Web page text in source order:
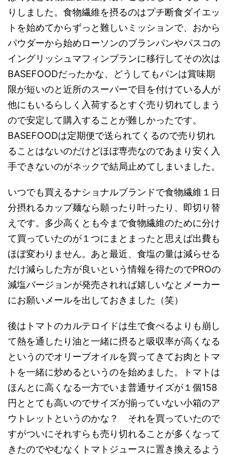
りしました。食物繊維を摂るのはプチ断食ダイエッ
トを始めてからずっと難しいミッションで、おから
パウダーから始めローソンのブランパンやパスコの
イングリッシュマフィンブランに移行してその次は
BASEFOODだったかな、どうしてもパンは賞味期
限が短いのと近所のスーパーで目を付けている人が
他にもいるらしく入荷するとすぐ売り切れてしまう
ので安定して購入することが難しかったです。
BASEFOODは定期便で送られてくるので売り切れ
ることはないのだけどほぼ専売なのであまり安く入
手できないのがネックで結局止めてしまいました。
いつでも買えるナショナルブランドで食物繊維１日
分摂れるカップ麺なら願ったり叶ったり、即切り替
えです。多少高くとも今まで食物繊維のために分け
て買っていたのが１つにまとまったと思えば出費も
ほぼ変わりません。あと最近、食塩の量は減らせる
だけ減らした方が良いという情報を得たのでPROの
減塩バージョンが発売されれば嬉しいなとメーカー
にお願いメールを出しておきました（笑）
後はトマトのカルテロイドは生で食べるよりも崩し
て熱を通したり油と一緒に摂ると吸収率が高くなる
というのでオリーブオイルを買ってきてお肉とトマ
トを一緒に炒めるというのを始めました。トマトは
ほんとに高くなる一方でいま普通サイズが１個158
円ととても高いのでサイズが揃っていない小箱のア
ウトレットというのかな？ それを買っていたので
すがついにそれすらも売り切れることが多くなって
きたのでやむなくトマトジュースに置き換えるよう